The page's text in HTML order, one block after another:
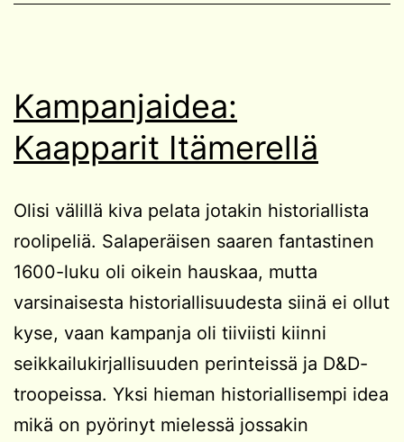
Kampanjaidea:
Kaapparit Itämerellä
Olisi välillä kiva pelata jotakin historiallista
roolipeliä. Salaperäisen saaren fantastinen
1600-luku oli oikein hauskaa, mutta
varsinaisesta historiallisuudesta siinä ei ollut
kyse, vaan kampanja oli tiiviisti kiinni
seikkailukirjallisuuden perinteissä ja D&D-
troopeissa. Yksi hieman historiallisempi idea
mikä on pyörinyt mielessä jossakin